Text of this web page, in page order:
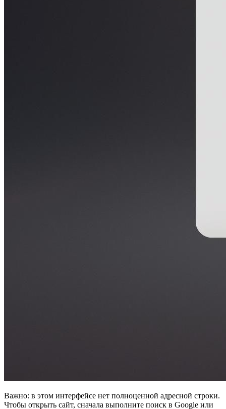
Важно: в этом интерфейсе нет полноценной адресной строки.
Чтобы открыть сайт, сначала выполните поиск в Google или